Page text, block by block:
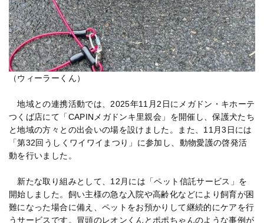
（ウィーラーくん）
地域との連携活動では、2025年11月2日にメガドン・キホーテ
つくば店にて「CAPINメガドンキ里親会」を開催し、保護犬たち
と地域の方々との出会いの場を設けました。また、11月3日には
「第32回うしくワイワイまつり」に参加し、動物愛護の啓発活
動を行いました。
新たな取り組みとして、12月には「ペット信託サービス」を
開始しました。飼い主様の急な入院や高齢化などにより飼育が困
難になった場合に備え、ペットをお預かりして継続的にケアを行
うサービスです。冒頭のレオンくんとポポちゃんのような事例が